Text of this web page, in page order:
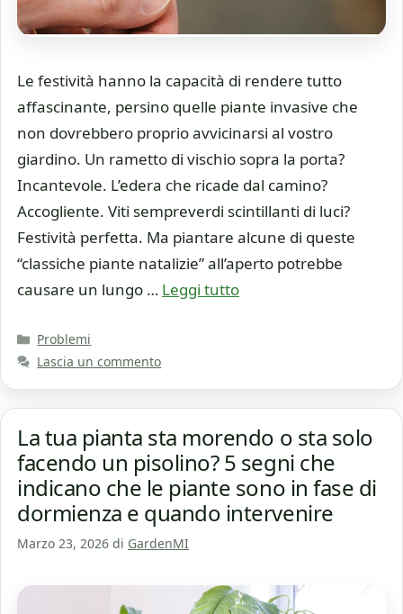
Le festività hanno la capacità di rendere tutto
affascinante, persino quelle piante invasive che
non dovrebbero proprio avvicinarsi al vostro
giardino. Un rametto di vischio sopra la porta?
Incantevole. L’edera che ricade dal camino?
Accogliente. Viti sempreverdi scintillanti di luci?
Festività perfetta. Ma piantare alcune di queste
“classiche piante natalizie” all’aperto potrebbe
causare un lungo … Leggi tutto
Categorie
Problemi
Lascia un commento
La tua pianta sta morendo o sta solo
facendo un pisolino? 5 segni che
indicano che le piante sono in fase di
dormienza e quando intervenire
Marzo 23, 2026 di GardenMI